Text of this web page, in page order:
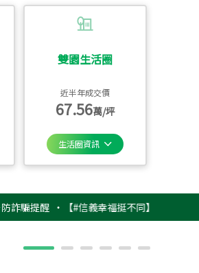
雙園生活圈
近半年成交價
67.56萬/坪
生活圈資訊
醒 ‧【#信義幸福挺不同】用實力，讓升職